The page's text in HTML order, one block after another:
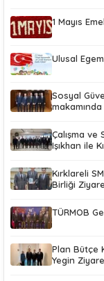
1 Mayıs
Ulusal
Sosyal
Çalışma ve
Işıkhan ile
Kırklareli
Birliği
TÜRMOB
Plan Bütçe
Yegin